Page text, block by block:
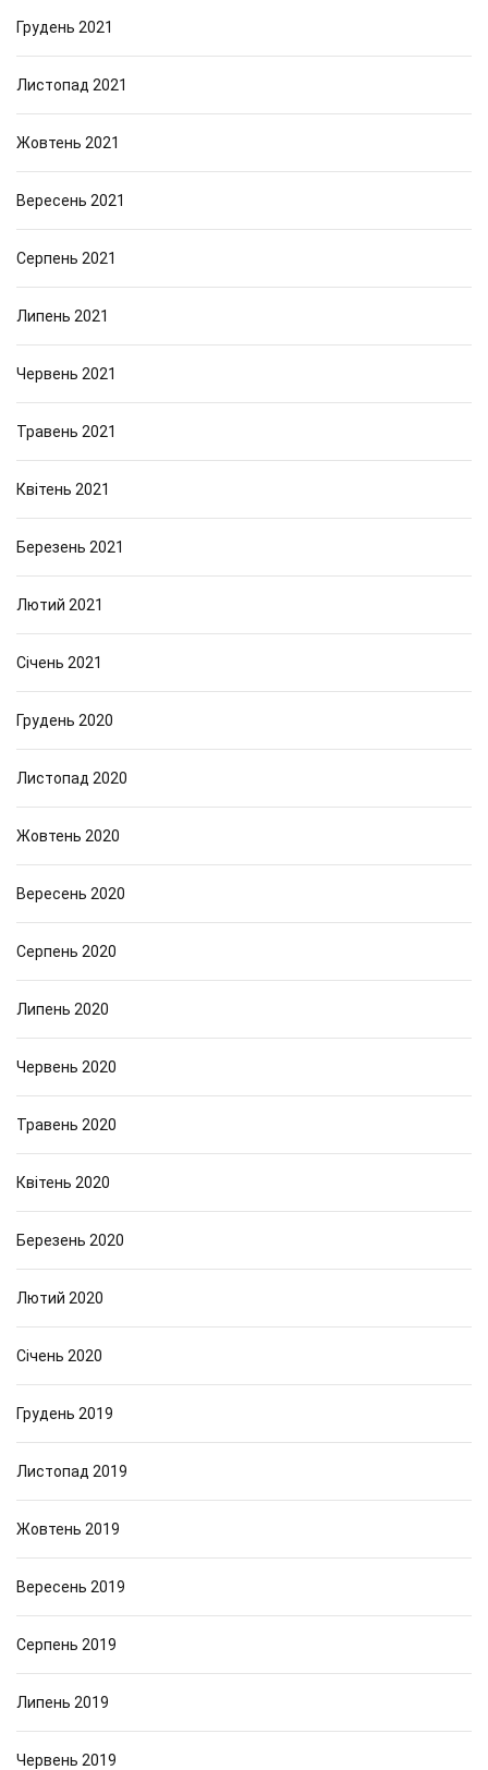
Грудень 2021
Листопад 2021
Жовтень 2021
Вересень 2021
Серпень 2021
Липень 2021
Червень 2021
Травень 2021
Квітень 2021
Березень 2021
Лютий 2021
Січень 2021
Грудень 2020
Листопад 2020
Жовтень 2020
Вересень 2020
Серпень 2020
Липень 2020
Червень 2020
Травень 2020
Квітень 2020
Березень 2020
Лютий 2020
Січень 2020
Грудень 2019
Листопад 2019
Жовтень 2019
Вересень 2019
Серпень 2019
Липень 2019
Червень 2019